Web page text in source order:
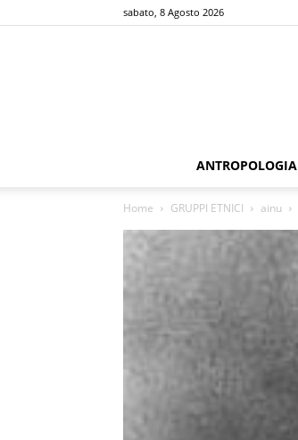
sabato, 8 Agosto 2026
ANTROPOLOGIA
Home GRUPPI ETNICI ainu